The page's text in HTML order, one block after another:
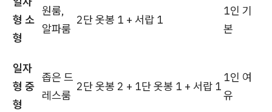
형 소
형
원룸,
알파룸
2단 옷봉 1 + 서랍 1
1인 기
본
일자
형 중
형
좁은 드
레스룸
2단 옷봉 2 + 1단 옷봉 1 + 서랍 1
1인 여
유